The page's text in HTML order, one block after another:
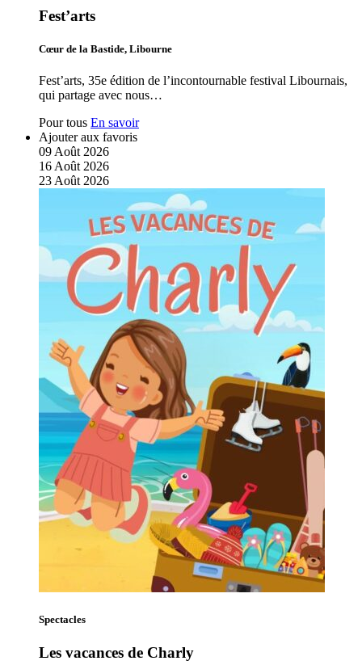
Fest’arts
Cœur de la Bastide, Libourne
Fest’arts, 35e édition de l’incontournable festival Libournais,
qui partage avec nous…
Pour tous En savoir
Ajouter aux favoris
09 Août 2026
16 Août 2026
23 Août 2026
Spectacles
Les vacances de Charly